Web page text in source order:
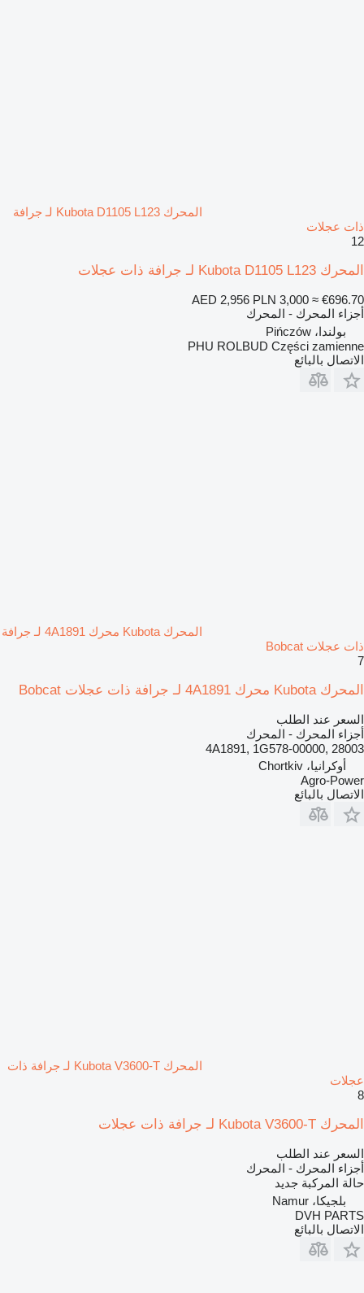
المحرك Kubota D1105 L123 لـ جرافة
ذات عجلات
12
المحرك Kubota D1105 L123 لـ جرافة ذات عجلات
AED 2,956 PLN 3,000 ≈ €696.70
أجزاء المحرك - المحرك
بولندا، Pińczów
PHU ROLBUD Części zamienne
الاتصال بالبائع
المحرك Kubota محرك 4A1891 لـ جرافة
ذات عجلات Bobcat
7
المحرك Kubota محرك 4A1891 لـ جرافة ذات عجلات Bobcat
السعر عند الطلب
أجزاء المحرك - المحرك
4A1891, 1G578-00000, 28003
أوكرانيا، Chortkiv
Agro-Power
الاتصال بالبائع
المحرك Kubota V3600-T لـ جرافة ذات
عجلات
8
المحرك Kubota V3600-T لـ جرافة ذات عجلات
السعر عند الطلب
أجزاء المحرك - المحرك
حالة المركبة جديد
بلجيكا، Namur
DVH PARTS
الاتصال بالبائع